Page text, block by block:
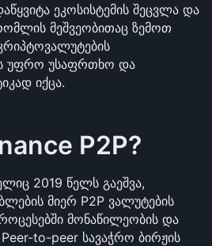
ეკოსისტემის შეცვლა და
მეშვეობითაც ზემოთ
უფრო უსაფრთხო და
იქცა.
P2P?
2019 წელს გაეშვა,
მიერ P2P ვალუტების
მონაწილეობის და
to-peer სავაჭრო ბირჟის